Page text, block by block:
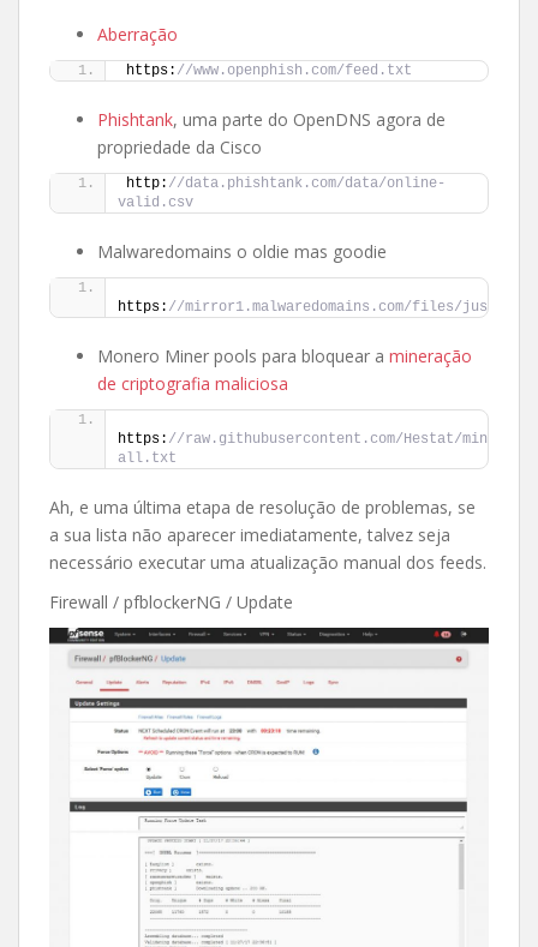
Aberração
https: //www.openphish.com/feed.txt
Phishtank, uma parte do OpenDNS agora de
propriedade da Cisco
http: //data.phishtank.com/data/online-
valid.csv
Malwaredomains o oldie mas goodie
https: //mirror1.malwaredomains.com/files/
Monero Miner pools para bloquear a mineração
de criptografia maliciosa
https: //raw.githubusercontent.com/Hestat/
all.txt
Ah, e uma última etapa de resolução de problemas, se
a sua lista não aparecer imediatamente, talvez seja
necessário executar uma atualização manual dos feeds.
Firewall / pfblockerNG / Update